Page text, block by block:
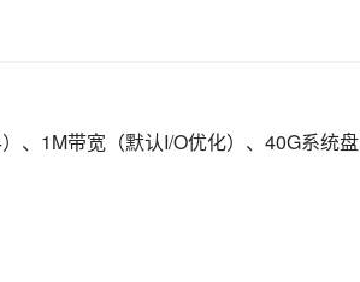
、1M带宽（默认I/O优化）、40G系统盘